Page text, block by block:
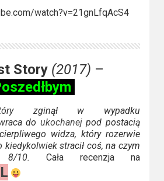
watch?v=21gnLfqAcS4
Story (2017) –
zginął w wypadku
do ukochanejpod postacią
widza, który rozerwie
kiedykolwiek stracił coś, na czym
10.
Cała recenzja na